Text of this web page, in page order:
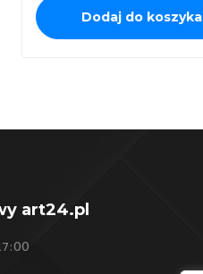
Dodaj do koszyka
art24.pl